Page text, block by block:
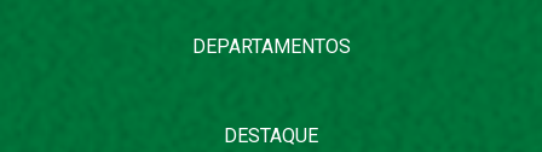
DEPARTAMENTOS
DESTAQUE